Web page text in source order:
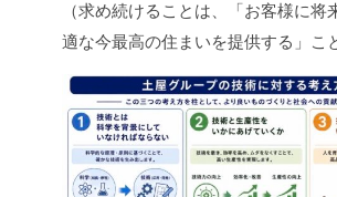
（求め続けることは、「お客様に将
適な今最高の住まいを提供する」こ